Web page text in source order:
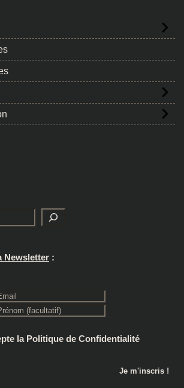
Newsletter :
la Politique de Confidentialité